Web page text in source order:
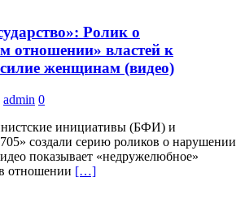
Ролик о
отношении» властей к
женщинам (видео)
admin 0
инициативы (БФИ) и
создали серию роликов о нарушении
показывает «недружелюбное»
отношении […]